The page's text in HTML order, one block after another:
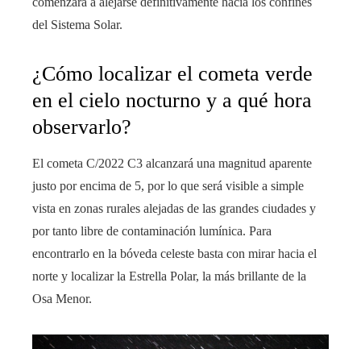
del Sistema Solar.
¿Cómo localizar el cometa verde
en el cielo nocturno y a qué hora
observarlo?
El cometa C/2022 C3 alcanzará una magnitud aparente
justo por encima de 5, por lo que será visible a simple
vista en zonas rurales alejadas de las grandes ciudades y
por tanto libre de contaminación lumínica. Para
encontrarlo en la bóveda celeste basta con mirar hacia el
norte y localizar la Estrella Polar, la más brillante de la
Osa Menor.